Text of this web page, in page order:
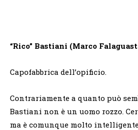
“Rico” Bastiani (Marco
Capofabbrica dell’opificio.
Contrariamente a quanto può
Bastiani non è un uomo rozzo.
ma è comunque molto